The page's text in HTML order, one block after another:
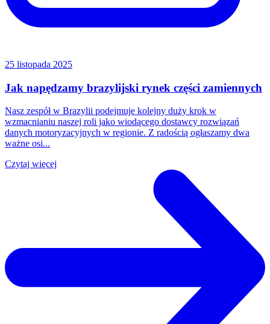
25 listopada 2025
Jak napędzamy brazylijski rynek części zamiennych
Nasz zespół w Brazylii podejmuje kolejny duży krok w
wzmacnianiu naszej roli jako wiodącego dostawcy rozwiązań
danych motoryzacyjnych w regionie. Z radością ogłaszamy dwa
ważne osi...
Czytaj więcej